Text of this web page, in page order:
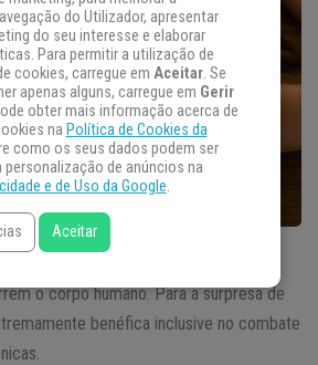
o corpo humano. Para a surpresa de
benéfica inclusive no combate
do Utilizador, apresentar
do seu interesse e elaborar
Para permitir a utilização de
cookies, carregue em Aceitar. Se
apenas alguns, carregue em Gerir
obter mais informação acerca de
na Política de Cookies da
como os seus dados podem ser
de anúncios na
e de Uso da Google.
Aceitar